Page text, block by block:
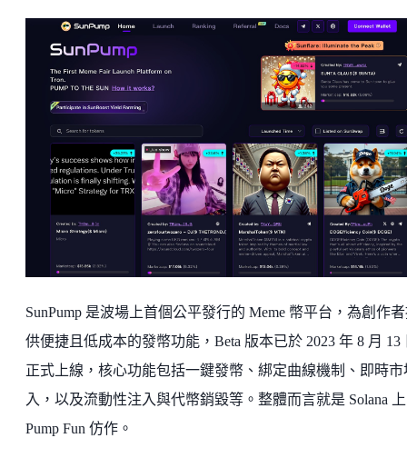
SunPump 是波場上首個公平發行的 Meme 幣平台，為創作
供便捷且低成本的發幣功能，Beta 版本已於 2023 年 8 月 13
正式上線，核心功能包括一鍵發幣、綁定曲線機制、即時市
入，以及流動性注入與代幣銷毀等。整體而言就是 Solana
Pump Fun 仿作。